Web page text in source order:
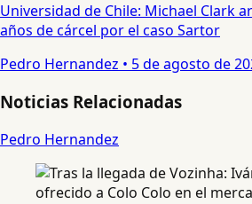
Universidad de Chile: Michael Clark
años de cárcel por el caso Sartor
Pedro Hernandez • 5 de agosto de
Noticias Relacionadas
Pedro Hernandez